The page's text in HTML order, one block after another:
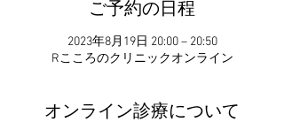
ご予約の日程
2023年8月19日 20:00 – 20:50
Rこころのクリニックオンライン
オンライン診療について